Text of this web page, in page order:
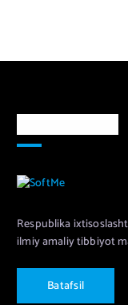
Respublika
ilmiy amaliy tibbiyot
Batafsil